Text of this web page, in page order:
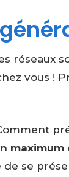
réseaux
vous !
maximum
de se